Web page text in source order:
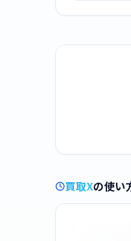
ジー HX9992/
買取Xの使い